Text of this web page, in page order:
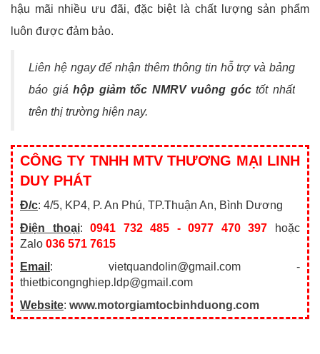
hậu mãi nhiều ưu đãi, đặc biệt là chất lượng sản phẩm
luôn được đảm bảo.
Liên hệ ngay để nhận thêm thông tin hỗ trợ và bảng
báo giáhộp giảm tốc NMRV vuông góctốt nhất
trên thị trường hiện nay.
CÔNG TY TNHH MTV THƯƠNG MẠI LINH
DUY PHÁT
Đ/c: 4/5, KP4, P. An Phú, TP.Thuận An, Bình Dương
Điện thoại:0941 732 485 - 0977 470 397 hoặc
Zalo 036 571 7615
Email : vietquandolin@gmail.com -
thietbicongnghiep.ldp@gmail.com
Website: www.motorgiamtocbinhduong.com